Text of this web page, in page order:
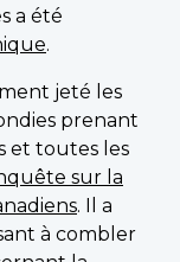
a été
.
jeté les
prenant
et toutes les
sur la
. Il a
à combler